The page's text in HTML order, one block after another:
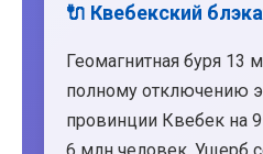
🔌 Квебекский
Геомагнитная буря 13
полному отключению
провинции Квебек на
6 млн человек. Ущерб